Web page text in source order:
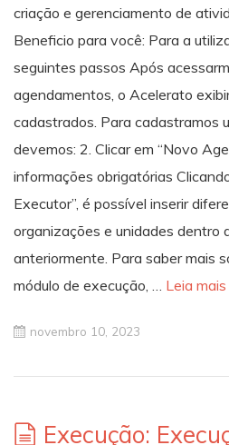
criação e gerenciamento de
Beneficio para você: Para a
seguintes passos Após
agendamentos, o Acelerato
cadastrados. Para cadastramos
devemos: 2. Clicar em “Novo
informações obrigatórias
Executor”, é possível inserir
organizações e unidades dentro
anteriormente. Para saber mais
módulo de execução, … Leia mais
novembro 10, 2023
Execução: